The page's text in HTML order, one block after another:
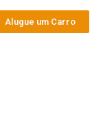
Alugue um Carro